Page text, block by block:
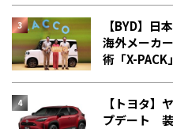
【BYD】日
海外メーカ
術「X-PACK
【トヨタ】
プデート 装